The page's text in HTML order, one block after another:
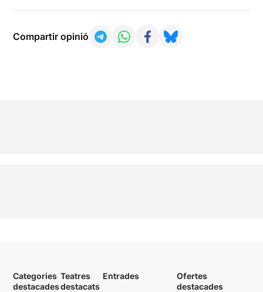
Compartir opinió
Categories
destacades
Teatres
destacats
Entrades
Ofertes
destacades